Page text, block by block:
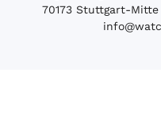
70173 Stuttgart-